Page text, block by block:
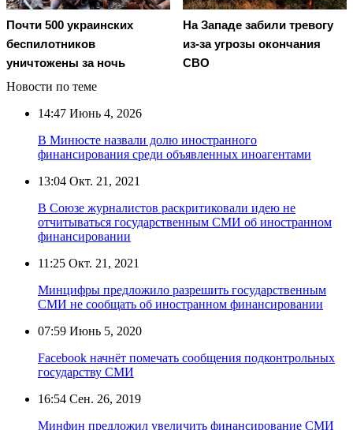
Почти 500 украинских
беспилотников
уничтожены за ночь
На Западе забили тревогу
из-за угрозы окончания
СВО
Новости по теме
14:47 Июнь 4, 2026
В Минюсте назвали долю иностранного
финансирования среди объявленных иноагентами
13:04 Окт. 21, 2021
В Союзе журналистов раскритиковали идею не
отчитываться государственным СМИ об иностранном
финансировании
11:25 Окт. 21, 2021
Минцифры предложило разрешить государственным
СМИ не сообщать об иностранном финансировании
07:59 Июнь 5, 2020
Facebook начнёт помечать сообщения подконтрольных
государству СМИ
16:54 Сен. 26, 2019
Минфин предложил увеличить финансирование СМИ